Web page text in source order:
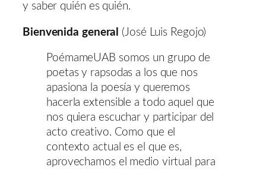
y saber quién es quién.
Bienvenida general (José Luis Regojo)
PoémameUAB somos un grupo de
poetas y rapsodas a los que nos
apasiona la poesía y queremos
hacerla extensible a todo aquel que
nos quiera escuchar y participar del
acto creativo. Como que el
contexto actual es el que es,
aprovechamos el medio virtual para